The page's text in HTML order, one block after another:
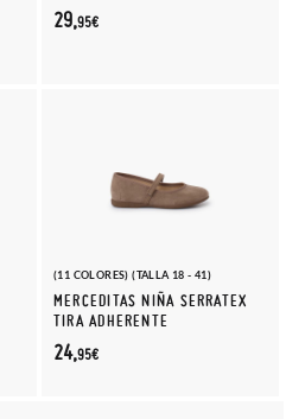
29,95€
(11 COLORES) (TALLA 18 - 41)
MERCEDITAS NIÑA SERRATEX
TIRA ADHERENTE
24,95€